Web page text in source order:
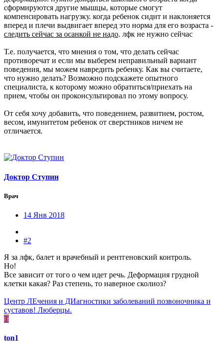
сформируются другие мышцы, которые смогут
компенсировать нагрузку. когда ребенок сидит и наклоняется
вперед и плечи выдвигает вперед это норма для его возраста -
следить сейчас за осанкой не надо. лфк не нужно сейчас
Т.е. получается, что мнения о том, что делать сейчас
противоречат и если мы выберем неправильный вариант
поведения, мы можем навредить ребенку. Как вы считаете,
что нужно делать? Возможно подскажете опытного
специалиста, к которому можно обратиться/приехать на
прием, чтобы он проконсультировал по этому вопросу.
От себя хочу добавить, что поведением, развитием, ростом,
весом, имунитетом ребенок от сверстников ничем не
отличается.
Доктор Ступин
Врач
14 Янв 2018
#2
Я за лфк, балет и врачебный и рентгеновский контроль.
Но!
Все зависит от того о чем идет речь. Деформация грудной
клетки какая? Раз степень, то наверное сколиоз?
Центр ЛЕчения и ДИагностики заболеваний позвоночника и
суставов! Люберцы.
T
ton1